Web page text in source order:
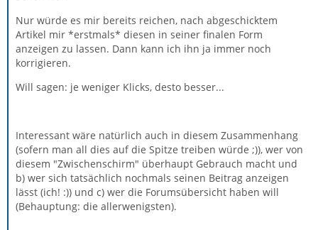
Nur würde es mir bereits reichen, nach abgeschicktem
Artikel mir *erstmals* diesen in seiner finalen Form
anzeigen zu lassen. Dann kann ich ihn ja immer noch
korrigieren.
Will sagen: je weniger Klicks, desto besser...
Interessant wäre natürlich auch in diesem Zusammenhang
(sofern man all dies auf die Spitze treiben würde ;)), wer von
diesem "Zwischenschirm" überhaupt Gebrauch macht und
b) wer sich tatsächlich nochmals seinen Beitrag anzeigen
lässt (ich! :)) und c) wer die Forumsübersicht haben will
(Behauptung: die allerwenigsten).